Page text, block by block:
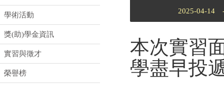
學術活動
獎(助)學金資訊
實習與徵才
榮譽榜
2025-04-14
本次實習
學盡早投